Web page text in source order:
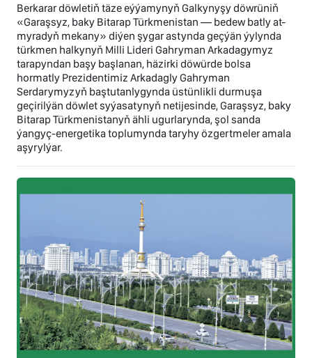
Berkarar döwletiň täze eýýamynyň Galkynyşy döwrüniň
«Garaşsyz, baky Bitarap Türkmenistan — bedew batly at-
myradyň mekany» diýen şygar astynda geçýän ýylynda
türkmen halkynyň Milli Lideri Gahryman Arkadagymyz
tarapyndan başy başlanan, häzirki döwürde bolsa
hormatly Prezidentimiz Arkadagly Gahryman
Serdarymyzyň baştutanlygynda üstünlikli durmuşa
geçirilýän döwlet syýasatynyň netijesinde, Garaşsyz, baky
Bitarap Türkmenistanyň ähli ugurlarynda, şol sanda
ýangyç-energetika toplumynda taryhy özgertmeler amala
aşyrylýar.